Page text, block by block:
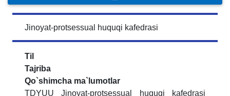
Jinoyat-protsessual huquqi kafedrasi
Til
Tajriba
Qo`shimcha ma`lumotlar
TDYUU Jinoyat-protsessual huquqi kafedrasi